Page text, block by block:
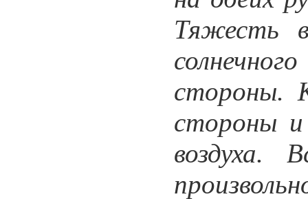
Тяжесть
стороны.
стороны и
воздуха.